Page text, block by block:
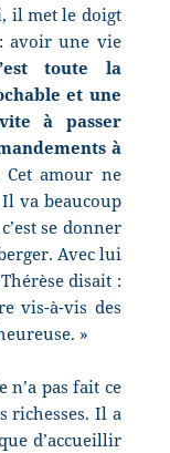
il met le doigt
avoir une vie
toute la
et une
à passer
à
Cet amour ne
va beaucoup
se donner
Avec lui
disait :
vis-à-vis des
»
n’a pas fait ce
richesses. Il a
d’accueillir